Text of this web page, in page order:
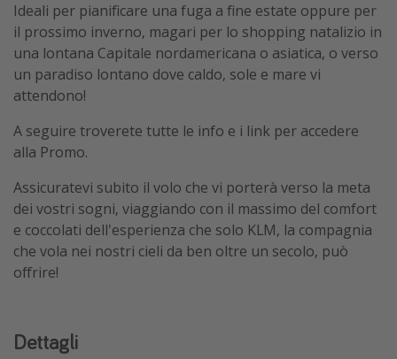
Ideali per pianificare una fuga a fine estate oppure per
il prossimo inverno, magari per lo shopping natalizio in
una lontana Capitale nordamericana o asiatica, o verso
un paradiso lontano dove caldo, sole e mare vi
attendono!
A seguire troverete tutte le info e i link per accedere
alla Promo.
Assicuratevi subito il volo che vi porterà verso la meta
dei vostri sogni, viaggiando con il massimo del comfort
e coccolati dell'esperienza che solo KLM, la compagnia
che vola nei nostri cieli da ben oltre un secolo, può
offrire!
Dettagli